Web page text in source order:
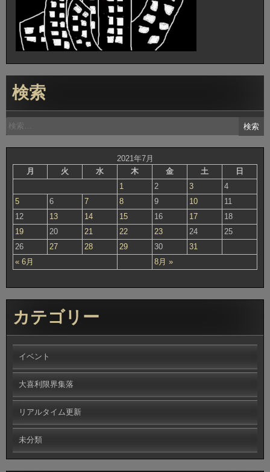
検索
検
索:
2021年7月
月
火 水 木 金 土 日
« 6月 8月 »
1 2 3
4
5
6 7 8 9 10
11
12
13 14 15 16 17
18
19
20 21 22 23 24
25
26
27 28 29 30 31
カテゴリー
イベント
大喜利限界集落
リアルタイム更新
未分類